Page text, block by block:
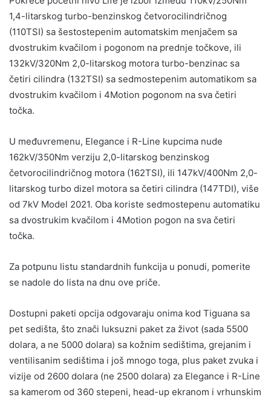
1,4-litarskog turbo-benzinskog četvorocilindričnog
(110TSI) sa šestostepenim automatskim menjačem sa
dvostrukim kvačilom i pogonom na prednje točkove, ili
132kV/320Nm 2,0-litarskog motora turbo-benzinac sa
četiri cilindra (132TSI) sa sedmostepenim automatikom sa
dvostrukim kvačilom i 4Motion pogonom na sva četiri
točka.
U međuvremenu, Elegance i R-Line kupcima nude
162kV/350Nm verziju 2,0-litarskog benzinskog
četvorocilindričnog motora (162TSI), ili 147kV/400Nm 2,0-
litarskog turbo dizel motora sa četiri cilindra (147TDI), više
od 7kV Model 2021. Oba koriste sedmostepenu automatiku
sa dvostrukim kvačilom i 4Motion pogon na sva četiri
točka.
Za potpunu listu standardnih funkcija u ponudi, pomerite
se nadole do lista na dnu ove priče.
Dostupni paketi opcija odgovaraju onima kod Tiguana sa
pet sedišta, što znači luksuzni paket za život (sada 5500
dolara, a ne 5000 dolara) sa kožnim sedištima, grejanim i
ventilisanim sedištima i još mnogo toga, plus paket zvuka i
vizije od 2600 dolara (ne 2500 dolara) za Elegance i R-Line
sa kamerom od 360 stepeni, head-up ekranom i vrhunskim